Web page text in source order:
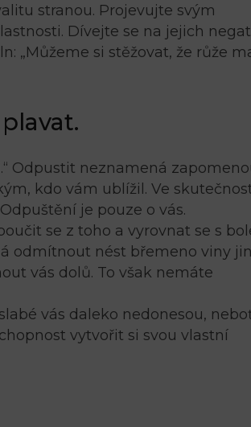
stranou. Projevujte svým
Dívejte se na jejich
„Můžeme si stěžovat, že růže
Odpustit neznamená
kdo vám ublížil. Ve
je pouze o vás.
se z toho a vyrovnat se s
odmítnout nést břemeno viny
vás dolů. To však nemáte
vás daleko nedonesou,
vytvořit si svou vlastní